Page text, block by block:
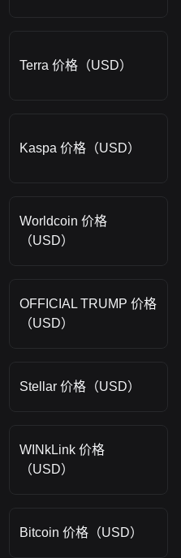
Terra 价格（USD）
Kaspa 价格（USD）
Worldcoin 价格
（USD）
OFFICIAL TRUMP 价格
（USD）
Stellar 价格（USD）
WINkLink 价格
（USD）
Bitcoin 价格（USD）